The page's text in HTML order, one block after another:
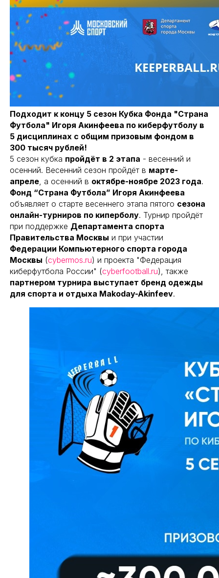
Подходит к концу 5 сезон Кубка Фонда "Страна
Футбола" Игоря Акинфеева по киберфутболу в
5 дисциплинах с общим призовым фондом в
300 тысяч рублей!
5 сезон кубка пройдёт в 2 этапа - весенний и
осенний. Весенний сезон пройдёт в марте-
апреле, а осенний в октябре-ноябре 2023 года.
Фонд “Страна Футбола” Игоря Акинфеева
объявляет о старте весеннего этапа пятого сезона
онлайн-турниров по киперболу. Турнир пройдёт
при поддержке Департамента спорта
Правительства Москвы и при участии
Федерации Компьютерного спорта города
Москвы (cybermos.ru) и проекта "Федерация
киберфутбола России" (cyberfootball.ru), также
партнером турнира выступает бренд одежды
для спорта и отдыха Makoday-Akinfeev.